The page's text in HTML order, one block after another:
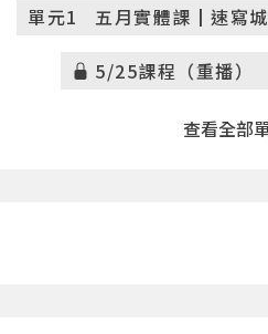
單元1 五月實體課┃速寫
5/25課程（重播）